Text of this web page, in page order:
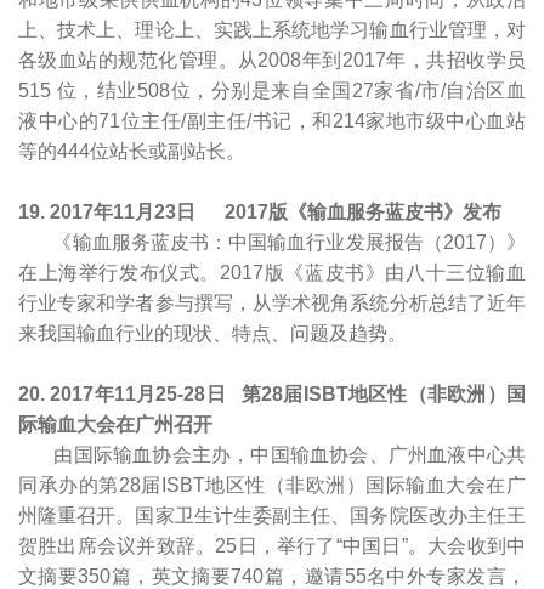
上、技术上、理论上、实践上系统地学习输血行业管理，对
各级血站的规范化管理。从2008年到2017年，共招收学员
515 位，结业508位，分别是来自全国27家省/市/自治区血
液中心的71位主任/副主任/书记，和214家地市级中心血站
等的444位站长或副站长。
19. 2017年11月23日 2017版 《输血服务蓝皮书》发布
《输血服务蓝皮书：中国输血行业发展报告（2017）》
在上海举行发布仪式。2017版《蓝皮书》由八十三位输血
行业专家和学者参与撰写，从学术视角系统分析总结了近年
来我国输血行业的现状、特点、问题及趋势。
20. 2017年11月25-28日 第28届ISBT地区性（非欧洲）国
际输血大会在广州召开
由国际输血协会主办，中国输血协会、广州血液中心共
同承办的第28届ISBT地区性（非欧洲）国际输血大会在广
州隆重召开。国家卫生计生委副主任、国务院医改办主任王
贺胜出席会议并致辞。25日，举行了“中国日”。大会收到中
文摘要350篇，英文摘要740篇，邀请55名中外专家发言，